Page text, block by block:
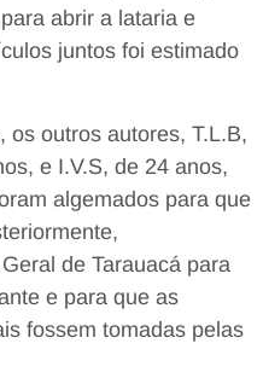
abrir a lataria e
juntos foi estimado
os outros autores, T.L.B,
e I.V.S, de 24 anos,
algemados para que
de Tarauacá para
e para que as
fossem tomadas pelas